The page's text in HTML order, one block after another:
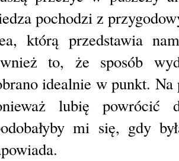
pochodzi z
którą przedstawia
to, że sposób
idealnie w punkt.
lubię
mi się, gdy